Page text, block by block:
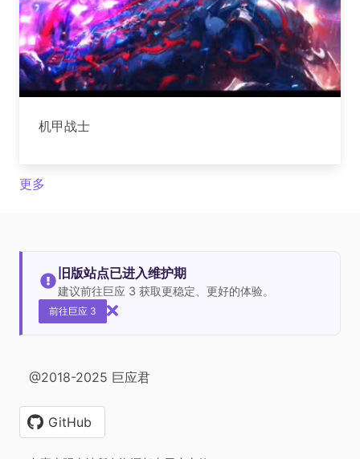
机甲战士
更多
旧版站点已进入维护期
建议前往巨应 3 获取更稳定、更好的体验。
前往巨应 3
@2018-2025 巨应君
GitHub